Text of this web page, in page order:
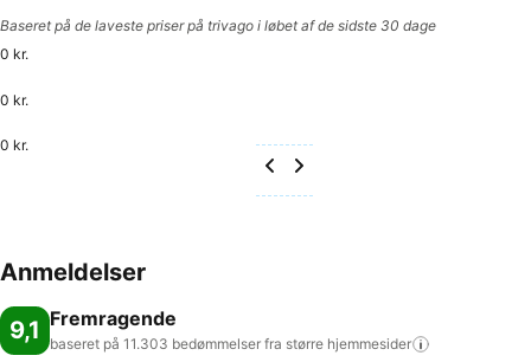
Baseret på de laveste priser på trivago i løbet af de sidste 30 dage
0 kr.
0 kr.
0 kr.
Anmeldelser
9,1 Fremragende
baseret på 11.303 bedømmelser fra større hjemmesider